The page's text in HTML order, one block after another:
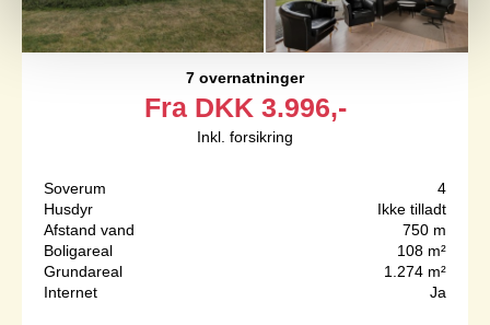
7 overnatninger
Fra DKK 3.996,-
Inkl. forsikring
Soverum
4
Husdyr
Ikke tilladt
Afstand vand
750 m
Boligareal
108 m²
Grundareal
1.274 m²
Internet
Ja